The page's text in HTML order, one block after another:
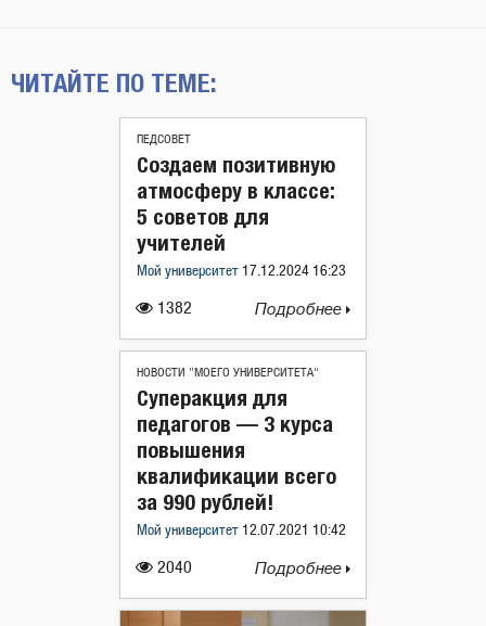
ЧИТАЙТЕ ПО ТЕМЕ:
ПЕДСОВЕТ
1382
Создаем позитивную
атмосферу в классе:
5 советов для
учителей
Мой университет 17.12.2024 16:23
Подробнее
НОВОСТИ "МОЕГО УНИВЕРСИТЕТА"
2040
Суперакция для
педагогов — 3 курса
повышения
квалификации всего
за 990 рублей!
Мой университет 12.07.2021 10:42
Подробнее